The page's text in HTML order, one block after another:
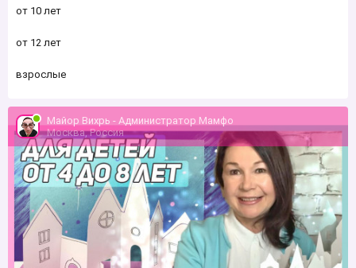
от 10 лет
от 12 лет
взрослые
Майор Вихрь - Администратор Мамфо
Москва, Россия